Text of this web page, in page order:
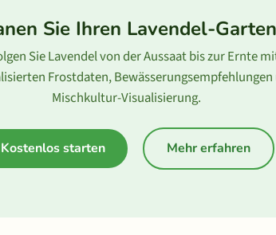
Sie Ihren Lavendel-Garten
Sie Lavendel von der Aussaat bis zur Ernte
Frostdaten, Bewässerungsempfehlungen
Mischkultur-Visualisierung.
Kostenlos starten Mehr erfahren